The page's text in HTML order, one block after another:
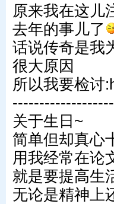
原来我在这儿
去年的事儿了
话说传奇是我
很大原因
所以我要检讨
关于生日~
简单但却真心
用我经常在论
就是要提高生
无论是精神上